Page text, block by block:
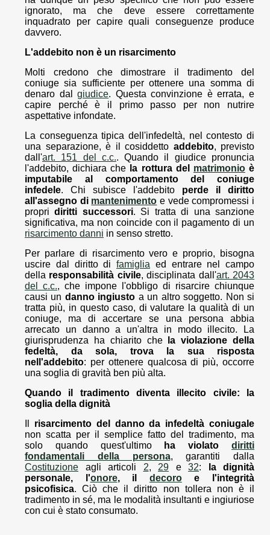
ignorato, ma che deve essere correttamente
inquadrato per capire quali conseguenze produce
davvero.
L'addebito non è un risarcimento
Molti credono che dimostrare il tradimento del
coniuge sia sufficiente per ottenere una somma di
denaro dalgiudice. Questa convinzione è errata, e
capire perché è il primo passo per non nutrire
aspettative infondate.
La conseguenza tipica dell'infedeltà, nel contesto di
una separazione, è il cosiddetto addebito, previsto
dall'art. 151 del c.c.. Quando il giudice pronuncia
l'addebito, dichiara che la rottura del matrimonioè
imputabile al comportamento del coniuge
infedele. Chi subisce l'addebito perde il diritto
all'assegno di mantenimento e vede compromessi i
propridiritti successori. Si tratta di una sanzione
significativa, ma non coincide con il pagamento di un
risarcimento danni in senso stretto.
Per parlare di risarcimento vero e proprio, bisogna
uscire dal diritto di famiglia ed entrare nel campo
della responsabilità civile, disciplinata dall'art. 2043
del c.c., che impone l'obbligo di risarcire chiunque
causi un danno ingiusto a un altro soggetto. Non si
tratta più, in questo caso, di valutare la qualità di un
coniuge, ma di accertare se una persona abbia
arrecato un danno a un'altra in modo illecito. La
giurisprudenza ha chiarito che
la violazione della
fedeltà, da sola, trova la sua risposta
nell'addebito: per ottenere qualcosa di più, occorre
una soglia di gravità ben più alta.
Quando il tradimento diventa illecito civile: la
soglia della dignità
risarcimento del danno da infedeltà coniugale
non scatta per il semplice fatto del tradimento, ma
solo quando quest'ultimo
ha violatodiritti
fondamentali della persona, garantiti dalla
Costituzione agli articoli 2, 29 e 32:
la dignità
personale, l'onore, il decoroe l'integrità
psicofisica. Ciò che il diritto non tollera non è il
tradimento in sé, ma le modalità insultanti e ingiuriose
con cui è stato consumato.